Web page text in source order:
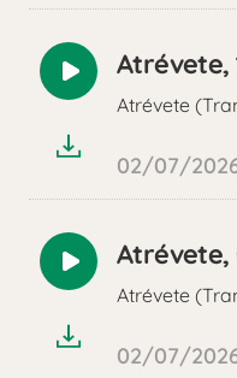
Reproducir
audio
Atrévete,
Atrévete
02/07/2026
Reproducir
audio
Atrévete,
Atrévete
02/07/2026